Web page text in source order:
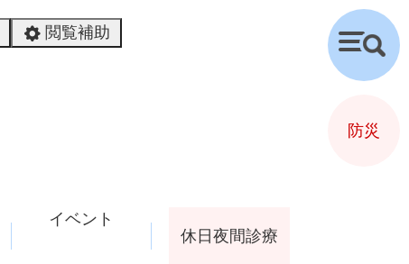
閲覧補助
イベント
休日夜間診療
検
索
防災